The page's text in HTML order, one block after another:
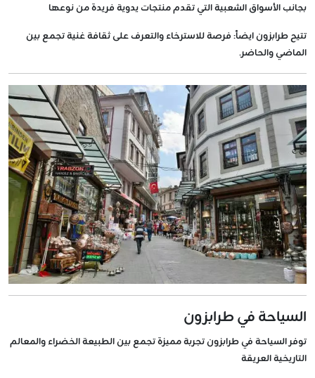
بجانب الأسواق الشعبية التي تقدم منتجات يدوية فريدة من نوعها
تتيح طرابزون ايضاً: فرصة للاسترخاء والتعرف على ثقافة غنية تجمع بين
الماضي والحاضر.
السياحة في طرابزون
توفر السياحة في طرابزون تجربة مميزة تجمع بين الطبيعة الخضراء والمعالم
التاريخية العريقة